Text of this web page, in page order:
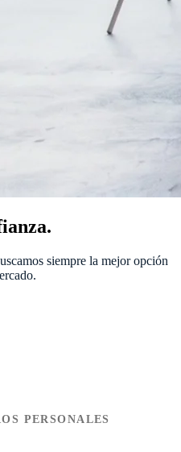
siempre la mejor opción
PERSONALES